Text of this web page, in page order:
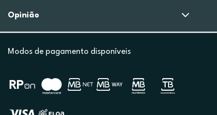
Opinião
Modos de pagamento disponíveis